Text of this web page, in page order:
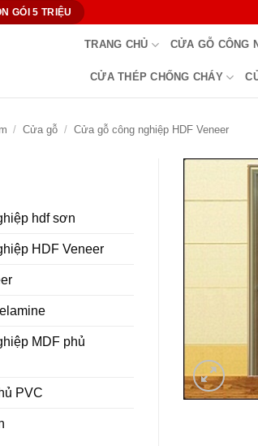
GÓI 5 TRIỆU
TRANG CHỦ CỬA GỖ CÔNG
CỬA THÉP CHỐNG CHÁY
/ Cửa gỗ / Cửa gỗ công nghiệp HDF Veneer
hdf sơn
HDF Veneer
MDF phủ
PVC